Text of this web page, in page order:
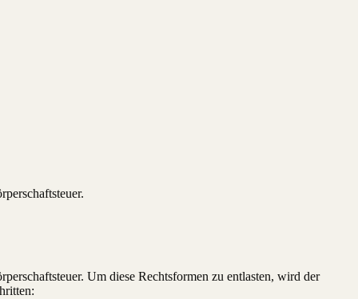
Um diese Rechtsformen zu entlasten, wird der